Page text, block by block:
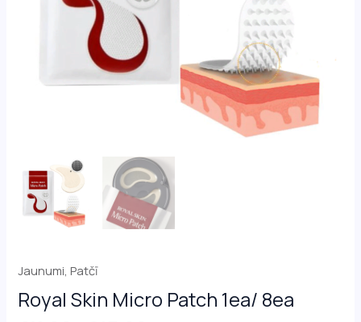
Jaunumi,Patčī
Royal Skin Micro Patch 1ea/ 8ea